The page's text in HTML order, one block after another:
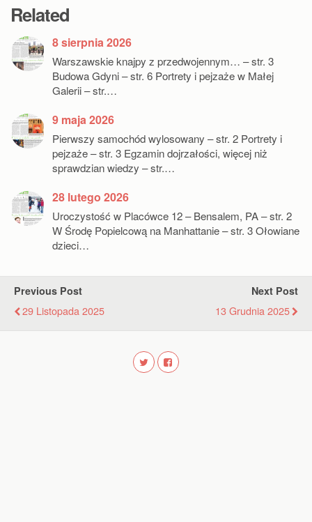
Related
8 sierpnia 2026
Warszawskie knajpy z przedwojennym… – str. 3
Budowa Gdyni – str. 6 Portrety i pejzaże w Małej
Galerii – str.…
9 maja 2026
Pierwszy samochód wylosowany – str. 2 Portrety i
pejzaże – str. 3 Egzamin dojrzałości, więcej niż
sprawdzian wiedzy – str.…
28 lutego 2026
Uroczystość w Placówce 12 – Bensalem, PA – str. 2
W Środę Popielcową na Manhattanie – str. 3 Ołowiane
dzieci…
Previous Post
29 Listopada 2025
Next Post
13 Grudnia 2025